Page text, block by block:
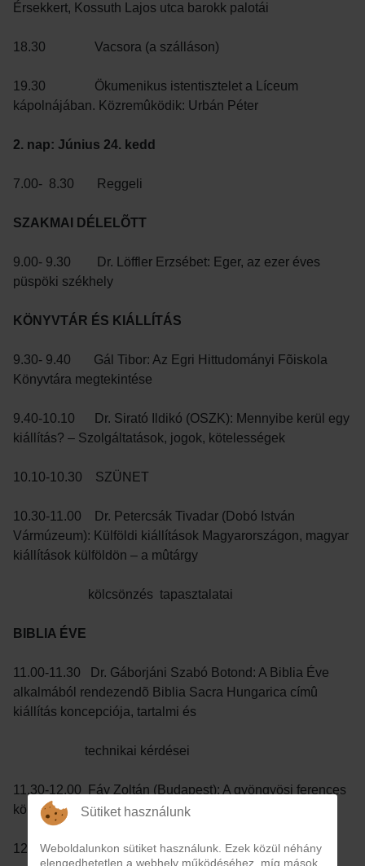
Érsekkert, Kossuth Lajos utca barokk palotái
18.30 Vacsora (a szálláson)
19.30 Ökumenikus istentisztelet a Líceum
kápolnájában. Közremûködik: Urbán Péter
2. nap: Június 24. kedd
7.00- 8.30 Reggeli
SZAKMAI DÉLELÕTT
9.00- 9.30 Dr. Löffler Erzsébet: Eger, az ezer éves
püspöki székhely
KÖNYVTÁR ÉS KIÁLLÍTÁS
9.30- 9.40 Gál Tibor: Az Egri Hittudományi Fõiskola
Könyvtára megtekintése
9.40-10.10 Dr. Sirató Ildikó (OSZK): Mennyibe kerül egy
kiállítás? – Szolgáltatások, jogok, kötelességek
10.10-10.30 SZÜNET
10.30-11.00 Dr. Petercsák Tivadar (Dobó István
Vármúzeum): Külföldi kiállítások Magyarországon, magyar
kiállítások külföldön – a mûtárgy
kölcsönzés tapasztalatai
BIBLIA ÉVE
11.00-11.30 Dr. Gáborjáni Szabó Botond: A Biblia Éve
alkalmából rendezendõ Biblia Sacra Hungarica címû
kiállítás koncepciója, tartalmi és
technikai kérdései
11.30-12.00 Fáy Zoltán (Budapest): A gyöngyösi ferences
könyvtár
12.00 Ebéd
Sütiket használunk
Weboldalunkon sütiket használunk. Ezek közül néhány
elengedhetetlen a webhely működéséhez, míg mások